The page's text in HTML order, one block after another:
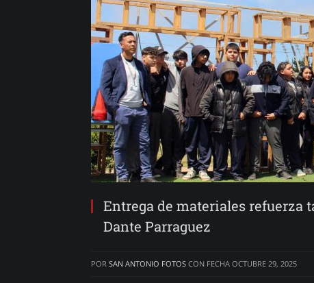
Entrega de materiales refuerza
Dante Parraguez
POR SAN ANTONIO FOTOS CON FECHA OCTUBRE 29, 2025